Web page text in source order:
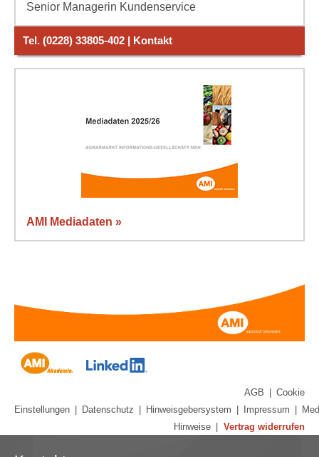
Senior Managerin Kundenservice
Tel. (0228) 33805-402 | Kontakt
AMI Mediadaten »
AGB
Cookie
Einstellungen
Datenschutz Hinweisgebersystem Impressum
Hinweise
Vertrag widerrufen